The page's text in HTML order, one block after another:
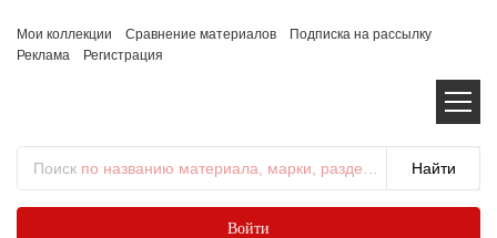
Мои коллекции Сравнение материалов
Подписка на рассылку
Реклама
Регистрация
Поиск по названию материала, марки, раздела...
Войти